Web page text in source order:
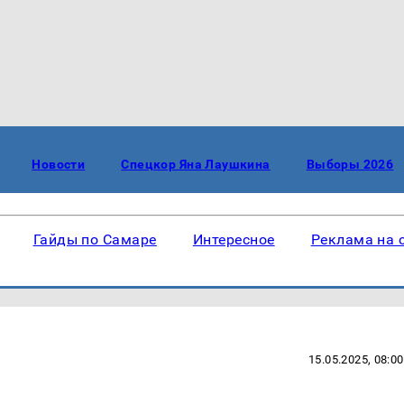
Новости Спецкор Яна Лаушкина Выборы 2026
Гайды по Самаре Интересное Реклама на
15.05.2025, 08:00